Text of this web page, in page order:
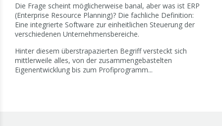
Die Frage scheint möglicherweise banal, aber was ist ERP
(Enterprise Resource Planning)? Die fachliche Definition:
Eine integrierte Software zur einheitlichen Steuerung der
verschiedenen Unternehmensbereiche.
Hinter diesem überstrapazierten Begriff versteckt sich
mittlerweile alles, von der zusammengebastelten
Eigenentwicklung bis zum Profiprogramm...